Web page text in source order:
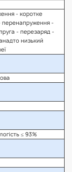
- коротке
перенапруження -
- перезаряд -
низький
≤ 93%